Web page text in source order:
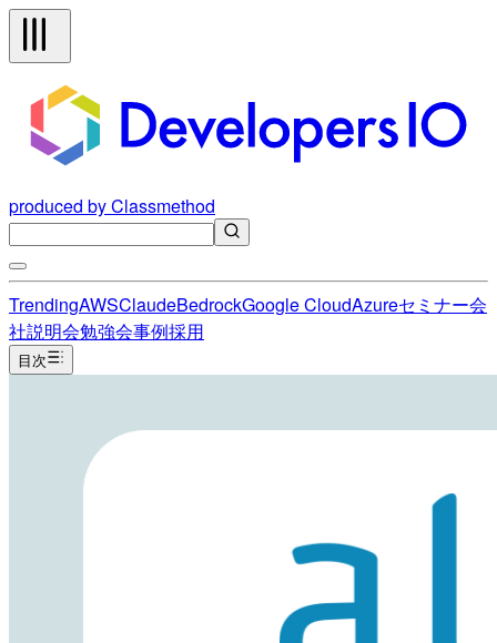
produced by Classmethod
TrendingAWSClaudeBedrockGoogle CloudAzureセミナー会
社説明会勉強会事例採用
目次